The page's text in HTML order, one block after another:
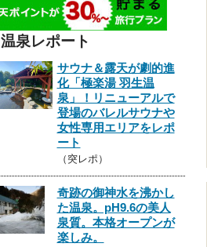
温泉レポート
サウナ＆露天が劇的進
化「極楽湯 羽生温
泉」！リニューアルで
登場のバレルサウナや
女性専用エリアをレポ
ート
（突レポ）
奇跡の御神水を沸かし
た温泉。pH9.6の美人
泉質。本格オープンが
楽しみ。